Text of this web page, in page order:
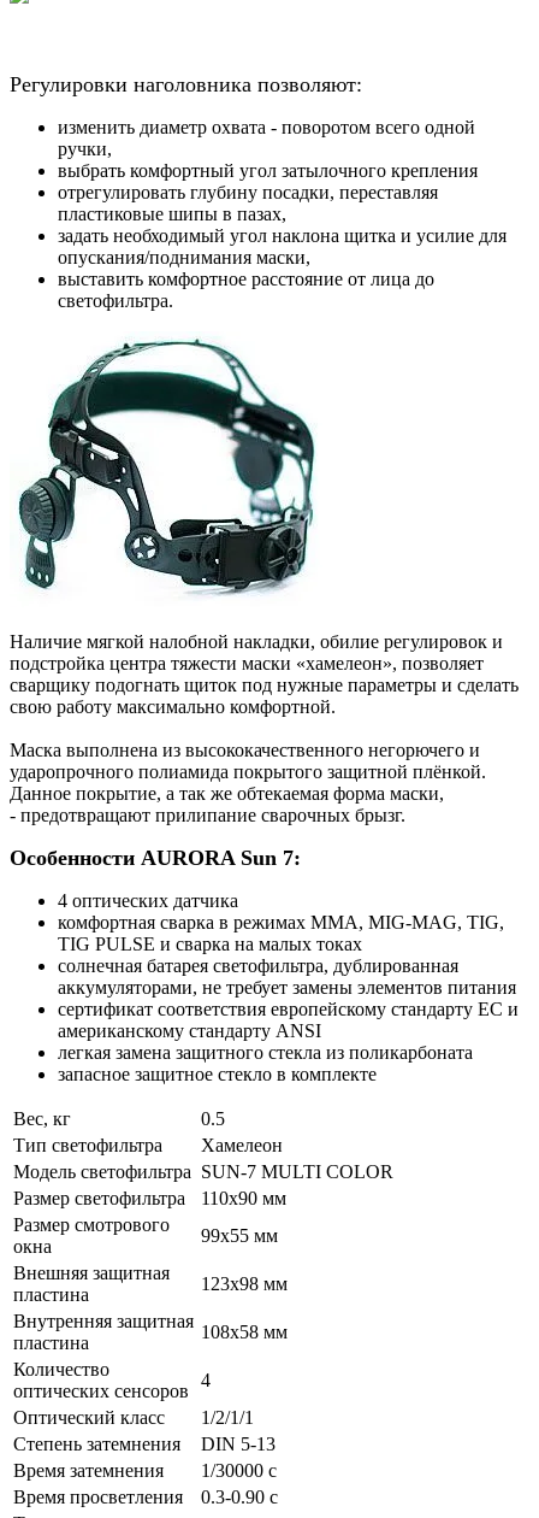
Регулировки наголовника позволяют:
изменить диаметр охвата - поворотом всего одной
ручки,
выбрать комфортный угол затылочного крепления
отрегулировать глубину посадки, переставляя
пластиковые шипы в пазах,
задать необходимый угол наклона щитка и усилие для
опускания/поднимания маски,
выставить комфортное расстояние от лица до
светофильтра.
Наличие мягкой налобной накладки, обилие регулировок и
подстройка центра тяжести маски «хамелеон», позволяет
сварщику подогнать щиток под нужные параметры и сделать
свою работу максимально комфортной.
Маска выполнена из высококачественного негорючего и
ударопрочного полиамида покрытого защитной плёнкой.
Данное покрытие, а так же обтекаемая форма маски,
- предотвращают прилипание сварочных брызг.
Особенности AURORA Sun 7:
4 оптических датчика
комфортная сварка в режимах MMA, MIG-MAG, TIG,
TIG PULSE и сварка на малых токах
солнечная батарея светофильтра, дублированная
аккумуляторами, не требует замены элементов питания
сертификат соответствия европейскому стандарту ЕС и
американскому стандарту ANSI
легкая замена защитного стекла из поликарбоната
запасное защитное стекло в комплекте
Вес, кг
0.5
Тип светофильтра
Хамелеон
Модель светофильтра SUN-7 MULTI COLOR
Размер светофильтра
110х90 мм
Размер смотрового
окна
99х55 мм
Внешняя защитная
пластина
123х98 мм
Внутренняя защитная
пластина
108х58 мм
Количество
оптических сенсоров
4
Оптический класс
1/2/1/1
Степень затемнения
DIN 5-13
Время затемнения
1/30000 c
Время просветления
0.3-0.90 с